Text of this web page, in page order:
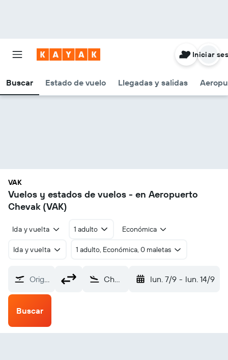
Buscar Estado de vuelo Llegadas y salidas
Iniciar
VAK
Vuelos y estados de vuelos - en Aeropuerto
Chevak (VAK)
Ida y vuelta 1 adulto Económica
Ida y vuelta 1 adulto, Económica, 0 maletas
Origen Chevak (VAK) lun. 7/9 - lun. 14/9
Buscar